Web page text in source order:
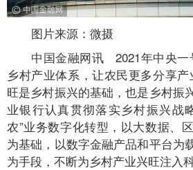
图片来源：微摄
中国金融网讯 2021年中央一
乡村产业体系，让农民更多分享
旺是乡村振兴的基础，也是乡村振
业银行认真贯彻落实乡村振兴战
农”业务数字化转型，以大数据、
为基础，以数字金融产品和平台为
为手段，不断为乡村产业兴旺注入